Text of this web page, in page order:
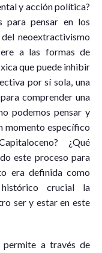
y acción política?
para pensar en los
neoextractivismo
a las formas de
que puede inhibir
por sí sola, una
comprender una
podemos pensar y
momento específico
¿Qué
este proceso para
era definida como
crucial la
ser y estar en este
permite a través de